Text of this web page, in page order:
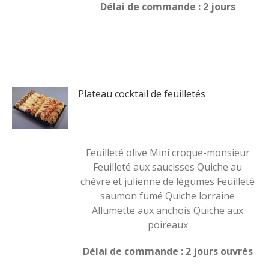
Délai de commande : 2 jours
Plateau cocktail de feuilletés
Feuilleté olive Mini croque-monsieur
Feuilleté aux saucisses Quiche au
chèvre et julienne de légumes Feuilleté
saumon fumé Quiche lorraine
Allumette aux anchois Quiche aux
poireaux
Délai de commande : 2 jours ouvrés